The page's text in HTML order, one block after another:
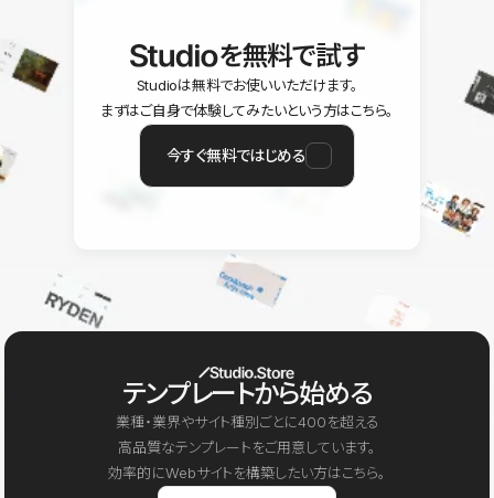
を無料で試す
Studioは無料でお使いいただけます。
まずはご自身で体験してみたいという方はこちら。
今すぐ無料ではじめる
テンプレートから始める
業種・業界やサイト種別ごとに400を超える
高品質なテンプレートをご用意しています。
効率的にWebサイトを構築したい方はこちら。